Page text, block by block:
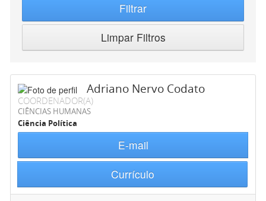
Filtrar
Limpar Filtros
Adriano Nervo Codato
COORDENADOR(A)
CIÊNCIAS HUMANAS
Ciência Política
E-mail
Currículo